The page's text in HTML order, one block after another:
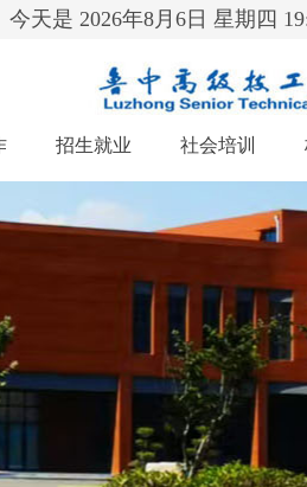
今天是 2026年8月6日 星期四
招生就业 社会培训